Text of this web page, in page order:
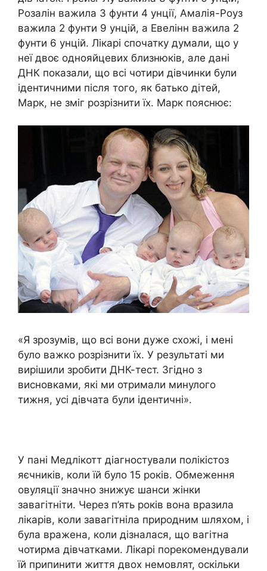
Розалін важила 3 фунти 4 унції, Амалія-Роуз
важила 2 фунти 9 унцій, а Евелінн важила 2
фунти 6 унцій. Лікарі спочатку думали, що у
неї двоє однояйцевих близнюків, але дані
ДНК показали, що всі чотири дівчинки були
ідентичними після того, як батько дітей,
Марк, не зміг розрізнити їх. Марк пояснює:
«Я зрозумів, що всі вони дуже схожі, і мені
було важко розрізнити їх. У результаті ми
вирішили зробити ДНК-тест. Згідно з
висновками, які ми отримали минулого
тижня, усі дівчата були ідентичні».
У пані Медлікотт діагностували полікістоз
яєчників, коли їй було 15 років. Обмеження
овуляції значно знижує шанси жінки
завагітніти. Через п’ять років вона вразила
лікарів, коли завагітніла природним шляхом, і
була вражена, коли дізналася, що вагітна
чотирма дівчатками. Лікарі порекомендували
їй припинити життя двох немовлят, оскільки